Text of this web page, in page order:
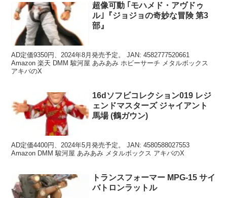
超像可動 ｢モハメド・アヴドゥ
ル｣『ジョジョの奇妙な冒険 第3
部』
AD定価9350円、2024年8月発売予定。 JAN: 4582777520661
Amazon 楽天 DMM 駿河屋 あみあみ ホビーサーチ メタルボックス
アキバのX
16dソフビコレクション019 レジ
ェンドマスターズ ジャイアント
馬場 (鶴ガウン)
AD定価4400円、2024年5月発売予定。 JAN: 4580588027553
Amazon DMM 駿河屋 あみあみ メタルボックス アキバのX
トランスフォーマー MPG-15 サイ
バトロンラットル